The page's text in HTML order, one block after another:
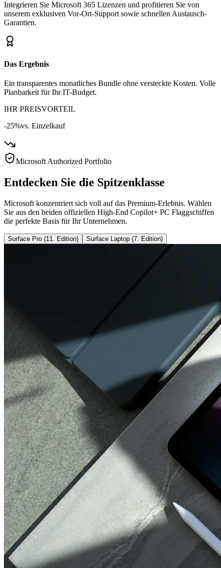
Integrieren Sie Microsoft 365 Lizenzen und profitieren Sie von
unserem exklusiven Vor-Ort-Support sowie schnellen Austausch-
Garantien.
Das Ergebnis
Ein transparentes monatliches Bundle ohne versteckte Kosten. Volle
Planbarkeit für Ihr IT-Budget.
IHR PREISVORTEIL
-25%vs. Einzelkauf
Microsoft Authorized Portfolio
Entdecken Sie die Spitzenklasse
Microsoft konzentriert sich voll auf das Premium-Erlebnis. Wählen
Sie aus den beiden offiziellen High-End Copilot+ PC Flaggschiffen
die perfekte Basis für Ihr Unternehmen.
Surface Pro (11. Edition) Surface Laptop (7. Edition)